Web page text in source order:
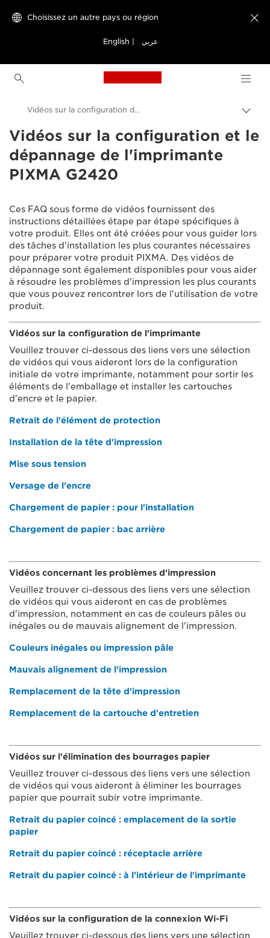
Choisissez un autre pays ou région
English عربي

Canon Logo, back to
entre
les
Canon
Assistance produits clients
Vidéos sur la configuration de l'imprimante PIXMA G2420
Vidéos sur la configuration et le
dépannage de l'imprimante
PIXMA G2420
Ces FAQ sous forme de vidéos fournissent des
instructions détaillées étape par étape spécifiques à
votre produit. Elles ont été créées pour vous guider lors
des tâches d'installation les plus courantes nécessaires
pour préparer votre produit PIXMA. Des vidéos de
dépannage sont également disponibles pour vous aider
à résoudre les problèmes d'impression les plus courants
que vous pouvez rencontrer lors de l'utilisation de votre
produit.
Vidéos sur la configuration de l'imprimante
Veuillez trouver ci-dessous des liens vers une sélection
de vidéos qui vous aideront lors de la configuration
initiale de votre imprimante, notamment pour sortir les
éléments de l'emballage et installer les cartouches
d'encre et le papier.
Retrait de l'élément de protection
Installation de la tête d'impression
Mise sous tension
Versage de l'encre
Chargement de papier : pour l'installation
Chargement de papier : bac arrière
Vidéos concernant les problèmes d'impression
Veuillez trouver ci-dessous des liens vers une sélection
de vidéos qui vous aideront en cas de problèmes
d'impression, notamment en cas de couleurs pâles ou
inégales ou de mauvais alignement de l'impression.
Couleurs inégales ou impression pâle
Mauvais alignement de l'impression
Remplacement de la tête d'impression
Remplacement de la cartouche d'entretien
Vidéos sur l'élimination des bourrages papier
Veuillez trouver ci-dessous des liens vers une sélection
de vidéos qui vous aideront à éliminer les bourrages
papier que pourrait subir votre imprimante.
Retrait du papier coincé : emplacement de la sortie
papier
Retrait du papier coincé : réceptacle arrière
Retrait du papier coincé : à l'intérieur de l'imprimante
Vidéos sur la configuration de la connexion Wi-Fi
Veuillez trouver ci-dessous des liens vers une sélection